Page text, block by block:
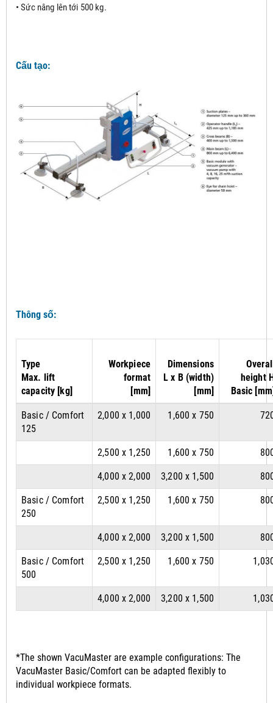
• Sức nâng lên tới 500 kg.
Cấu tạo:
Thông số:
Type
Max. lift
capacity [kg]
Workpiece
format
[mm]
Dimensions
L x B (width)
[mm]
height
Basic
Basic / Comfort
125
2,000 x 1,000 1,600 x 750
2,500 x 1,250 1,600 x 750
4,000 x 2,000 3,200 x 1,500
Basic / Comfort
250
2,500 x 1,250 1,600 x 750
4,000 x 2,000 3,200 x 1,500
Basic / Comfort
500
2,500 x 1,250 1,600 x 750
4,000 x 2,000 3,200 x 1,500
*The shown VacuMaster are example configurations: The
VacuMaster Basic/Comfort can be adapted flexibly to
individual workpiece formats.